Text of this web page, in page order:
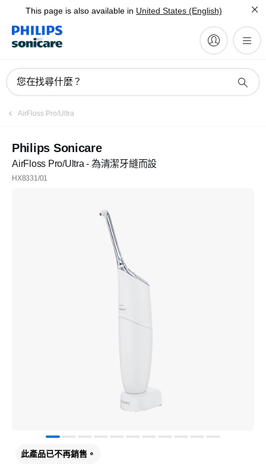
This page is also available in United States (English)
您在找尋什麼？
AirFloss Pro/Ultra
Philips Sonicare
AirFloss Pro/Ultra - 為清潔牙縫而設
HX8331/01
此產品已不再銷售。